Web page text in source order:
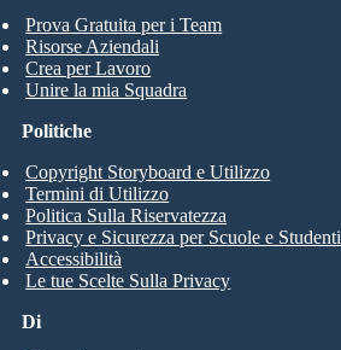
Prova Gratuita per i Team
Risorse Aziendali
Crea per Lavoro
Unire la mia Squadra
Di
Politiche
Copyright Storyboard e Utilizzo
Termini di Utilizzo
Politica Sulla Riservatezza
Privacy e Sicurezza per Scuole e Studenti
Accessibilità
Le tue Scelte Sulla Privacy